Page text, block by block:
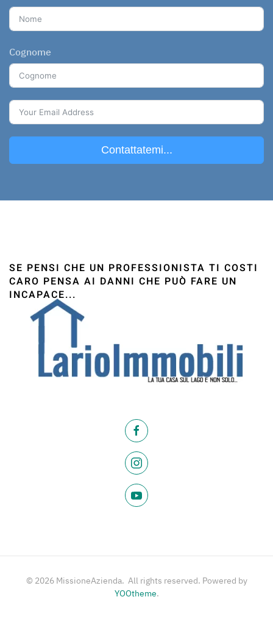
Cognome
Contattatemi...
SE PENSI CHE UN PROFESSIONISTA TI COSTI
CARO PENSA AI DANNI CHE PUÒ FARE UN
INCAPACE...
© 2026MissioneAzienda. All rights reserved. Powered by
YOOtheme.